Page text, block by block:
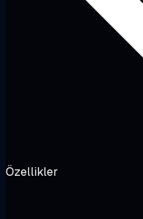
Özellikler